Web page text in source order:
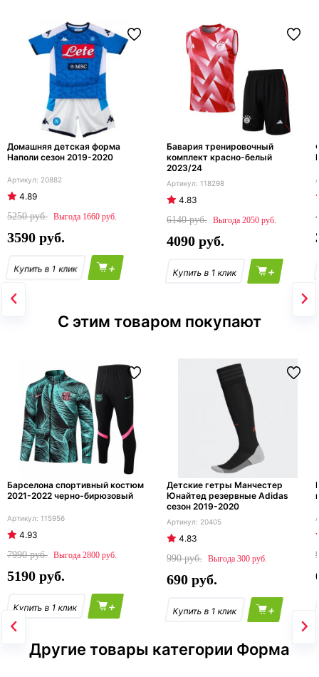
Домашняя детская форма
Наполи сезон 2019-2020
20882
4.89
5250
1660
3590
+
Бавария тренировочный
комплект красно-белый
2023/24
118298
4.83
6140
2050
4090
+
С этим товаром покупают
Барселона спортивный костюм
2021-2022 черно-бирюзовый
115956
4.93
7990
2800
5190
+
Детские гетры Манчестер
Юнайтед резервные Adidas
сезон 2019-2020
20405
4.83
990
300
690
+
Другие товары категории Форма